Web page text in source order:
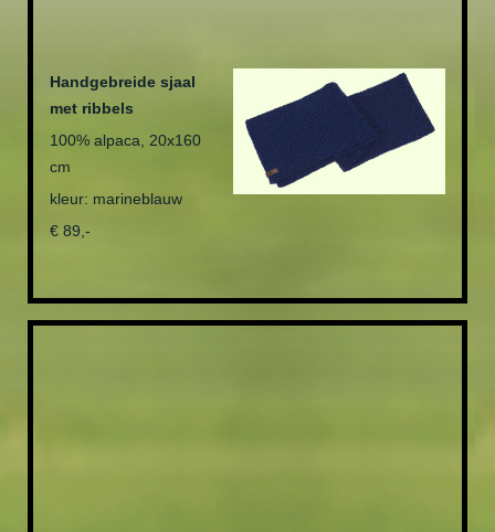
Handgebreide sjaal
met ribbels
100% alpaca, 20x160
cm
kleur: marineblauw
€ 89,-